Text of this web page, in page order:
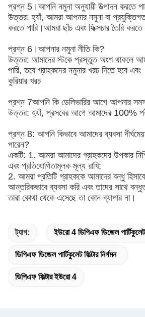
প্রশ্ন 5।আপনি নমুনা অনুযায়ী উত্পাদন করতে
উত্তর: হ্যাঁ, আমরা আপনার নমুনা বা প্রযুক্তিগত
করতে পারি।আমরা ছাঁচ এবং ফিক্সচার তৈরি করতে
প্রশ্ন 6।আপনার নমুনা নীতি কি?
উত্তর: আমাদের স্টকে প্রস্তুত অংশ থাকলে
পারি, তবে গ্রাহকদের নমুনার খরচ দিতে হবে এবং
কুরিয়ার খরচ
প্রশ্ন 7আপনি কি ডেলিভারির আগে আপনার
উত্তর: হ্যাঁ, প্রসবের আগে আমাদের 100%
প্রশ্ন 8: আপনি কিভাবে আমাদের ব্যবসা
পারেন?
একটি: 1. আমরা আমাদের গ্রাহকদের উপকার
এবং প্রতিযোগিতামূলক মূল্য রাখি;
2. আমরা প্রতিটি গ্রাহককে আমাদের বন্ধু
আন্তরিকভাবে ব্যবসা করি এবং তাদের সাথে
তারা কোথা থেকে এসেছে তা কোন ব্যাপার না।
ট্যাগ: ইউরো 4 ডিপিএফ ডিজেল পার্টিকুলেট
ডিপিএফ ডিজেল পার্টিকুলেট ফিল্টার নির্গমন
ডিপিএফ ফিল্টার ইউরো 4